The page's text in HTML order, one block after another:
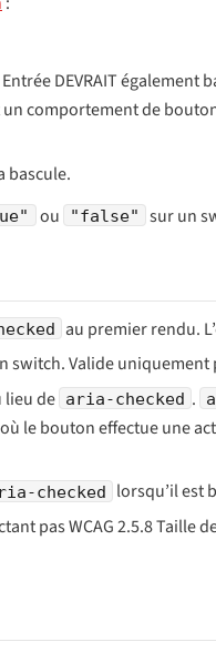
Entrée DEVRAIT également
comportement de
bascule.
ou "false" sur un
au premier rendu.
switch. Valide uniquement
lieu de aria-checked .
le bouton effectue une
checked
lorsqu’il est
pas WCAG 2.5.8 Taille